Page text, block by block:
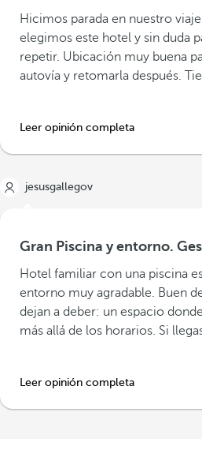
Hicimos parada en nuestro
elegimos este hotel y sin duda
repetir. Ubicación muy buena
Leer opinión completa
jesusgallegov
Gran Piscina y entorno.
Hotel familiar con una piscina
entorno muy agradable. Buen
dejan a deber: un espacio
más allá de los horarios. Si
Leer opinión completa